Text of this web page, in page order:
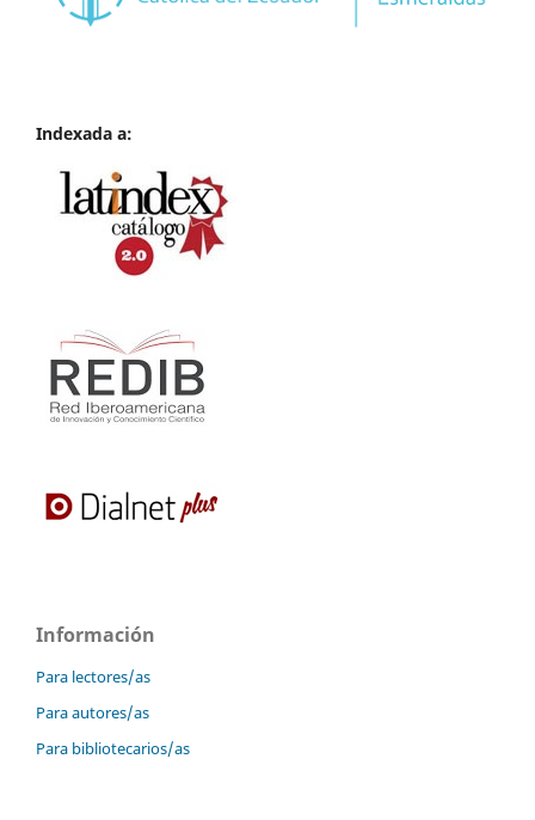
Indexada a:
Información
Para lectores/as
Para autores/as
Para bibliotecarios/as